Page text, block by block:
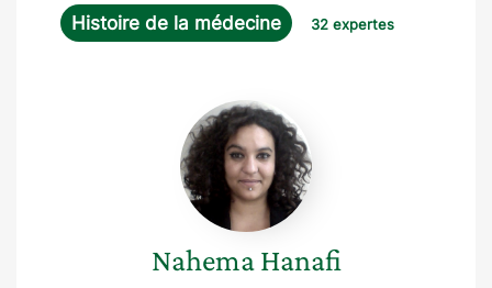
Histoire de la médecine 32 expertes
Nahema
Hanafi
Nahema Hanafi